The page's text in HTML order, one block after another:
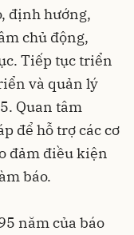
định hướng,
chủ động,
Tiếp tục triển
và quản lý
Quan tâm
để hỗ trợ các cơ
đảm điều kiện
báo.
năm của báo